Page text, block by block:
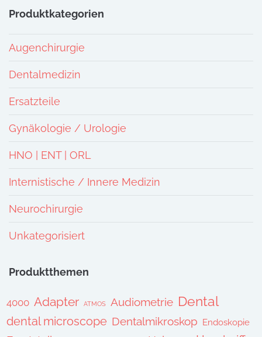
Produktkategorien
Augenchirurgie
Dentalmedizin
Ersatzteile
Gynäkologie / Urologie
HNO | ENT | ORL
Internistische / Innere Medizin
Neurochirurgie
Unkategorisiert
Produktthemen
4000 Adapter ATMOS Audiometrie Dental
dental microscope Dentalmikroskop Endoskopie